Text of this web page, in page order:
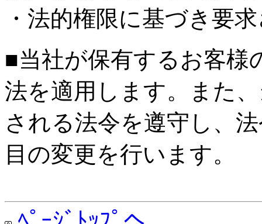
・法的権限に基づき要
■当社が保有するお客様
法を適用します。また
される法令を遵守し、
目の変更を行います。